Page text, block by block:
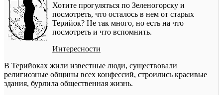
Хотите прогуляться по Зеленогорску и
посмотреть, что осталось в нем от старых
Терийок? Не так много, но есть на что
посмотреть и что вспомнить.
Интересности
В Терийоках жили известные люди, существовали
религиозные общины всех конфессий, строились красивые
здания, бурлила общественная жизнь.